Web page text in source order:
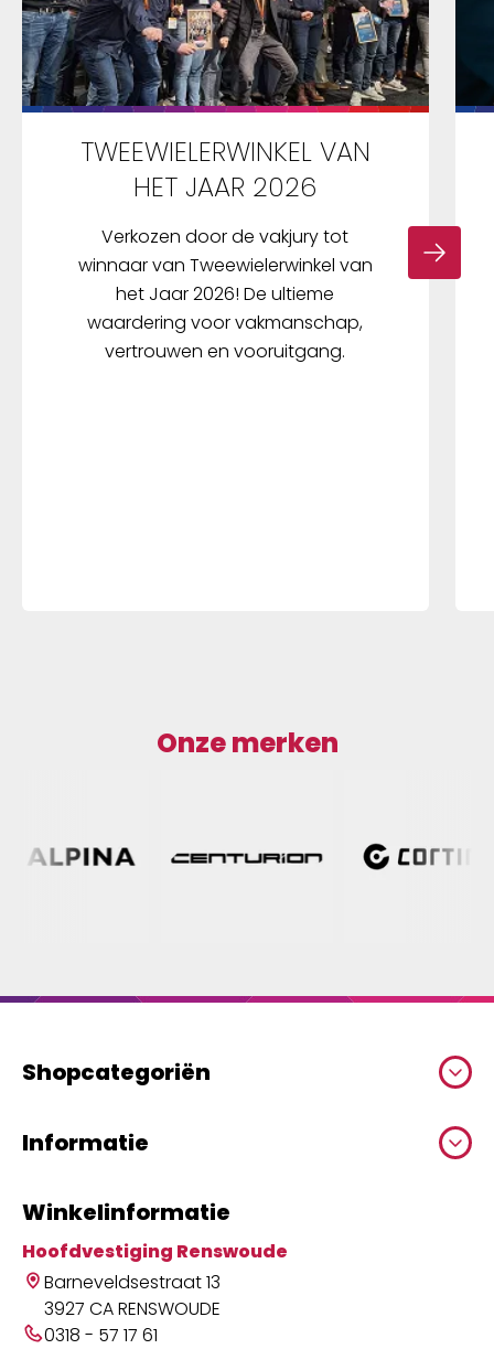
TWEEWIELERWINKEL VAN
HET JAAR 2026
Verkozen door de vakjury tot
winnaar van Tweewielerwinkel van
het Jaar 2026! De ultieme
waardering voor vakmanschap,
vertrouwen en vooruitgang.
Onze merken
Shopcategoriën
Informatie
Winkelinformatie
Hoofdvestiging Renswoude
Barneveldsestraat 13
3927 CA RENSWOUDE
0318 - 57 17 61